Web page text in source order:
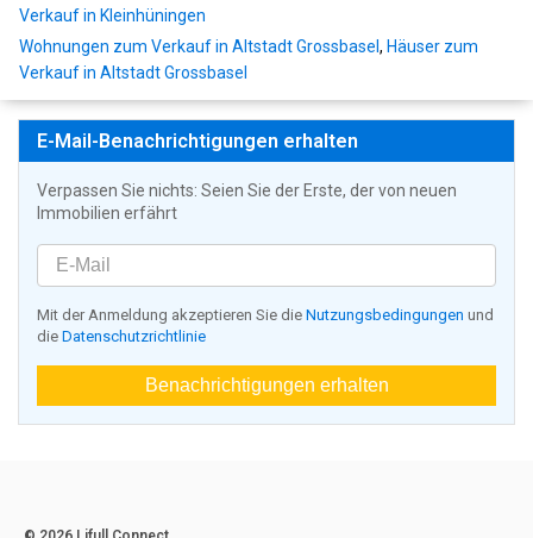
Verkauf in Kleinhüningen
Wohnungen zum Verkauf in Altstadt Grossbasel , Häuser zum
Verkauf in Altstadt Grossbasel
E-Mail-Benachrichtigungen erhalten
Verpassen Sie nichts: Seien Sie der Erste, der von neuen
Immobilien erfährt
Mit der Anmeldung akzeptieren Sie die Nutzungsbedingungen und
die Datenschutzrichtlinie
Benachrichtigungen erhalten